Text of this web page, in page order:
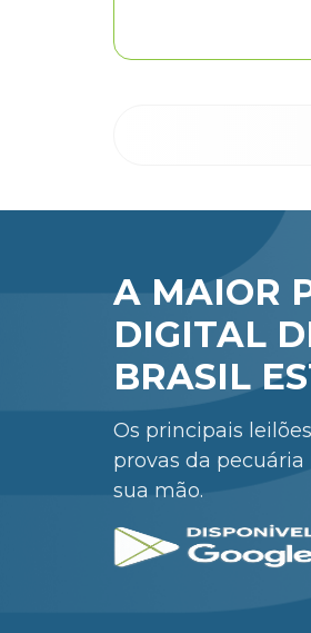
A MAIOR
DIGITAL
BRASIL
Os principais
provas da
sua mão.